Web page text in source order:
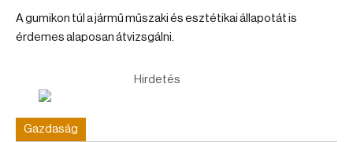
A gumikon túl a jármű műszaki és esztétikai állapotát is
érdemes alaposan átvizsgálni.
Hirdetés
Gazdaság